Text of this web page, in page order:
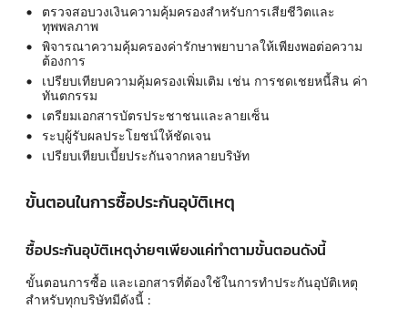
ตรวจสอบวงเงินความคุ้มครองสำหรับการเสียชีวิตและ
ทุพพลภาพ
พิจารณาความคุ้มครองค่ารักษาพยาบาลให้เพียงพอต่อความ
ต้องการ
เปรียบเทียบความคุ้มครองเพิ่มเติม เช่น การชดเชยหนี้สิน ค่า
ทันตกรรม
เตรียมเอกสารบัตรประชาชนและลายเซ็น
ระบุผู้รับผลประโยชน์ให้ชัดเจน
เปรียบเทียบเบี้ยประกันจากหลายบริษัท
ขั้นตอนในการซื้อประกันอุบัติเหตุ
ซื้อประกันอุบัติเหตุง่ายๆเพียงแค่ทำตามขั้นตอนดังนี้
ขั้นตอนการซื้อ และเอกสารที่ต้องใช้ในการทำประกันอุบัติเหตุ
สำหรับทุกบริษัทมีดังนี้ :